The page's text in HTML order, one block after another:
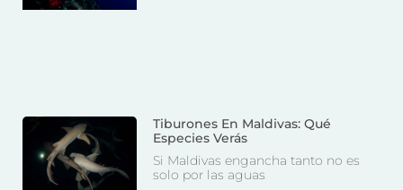
Tiburones En Maldivas: Qué
Especies Verás
Si Maldivas engancha tanto no es
solo por las aguas